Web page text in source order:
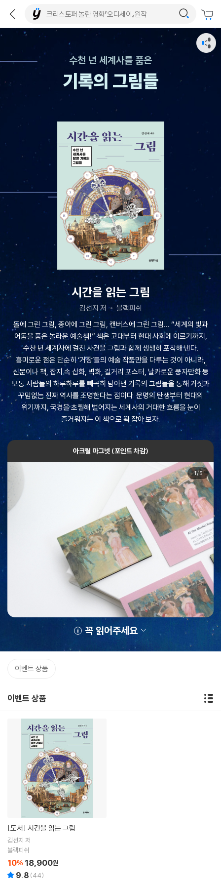
수천 년 세계사를 품은
기록의 그림들
시간을 읽는 그림
김선지 저
블랙피쉬
돌에 그린 그림, 종이에 그린 그림, 캔버스에 그린 그림… “세계의 빛과
어둠을 품은 놀라운 예술책!” 책은 고대부터 현대 사회에 이르기까지,
수천 년 세계사에 걸친 사건을 그림과 함께 생생히 포착해 낸다.
흥미로운 점은 단순히 ‘거장’들의 예술 작품만을 다루는 것이 아니라,
신문이나 책, 잡지 속 삽화, 벽화, 길거리 포스터, 날카로운 풍자만화 등
보통 사람들의 하루하루를 빼곡히 담아낸 기록의 그림들을 통해 거짓과
꾸밈없는 진짜 역사를 조명한다는 점이다. 문명의 탄생부터 현대의
위기까지, 국경을 초월해 벌어지는 세계사의 거대한 흐름을 눈이
즐거워지는 이 책으로 꽉 잡아 보자.
아크릴 마그넷 (포인트 차감)
1/5
꼭 읽어주세요
이벤트 상품
이벤트 상품
[도서] 시간을 읽는 그림
김선지 저
블랙피쉬
10% 18,900원
9.8 (44)